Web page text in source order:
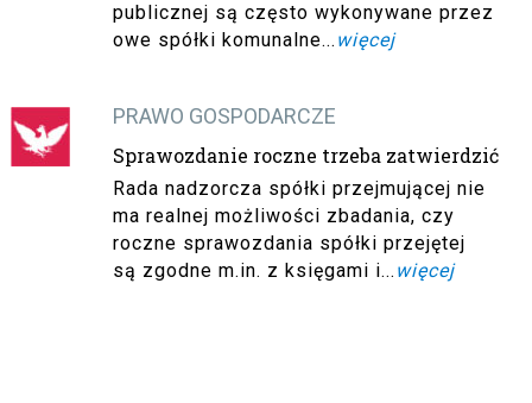
publicznej są często wykonywane przez
owe spółki komunalne... więcej
PRAWO GOSPODARCZE
Sprawozdanie roczne trzeba zatwierdzić
Rada nadzorcza spółki przejmującej nie
ma realnej możliwości zbadania, czy
roczne sprawozdania spółki przejętej
są zgodne m.in. z księgami i... więcej